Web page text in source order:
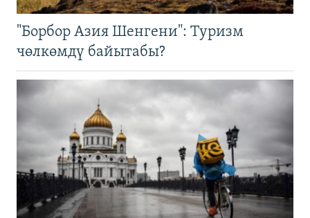
"Борбор Азия Шенгени": Туризм
чөлкөмдү байытабы?